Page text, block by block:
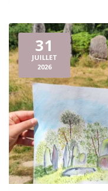
31
JUILLET
2026